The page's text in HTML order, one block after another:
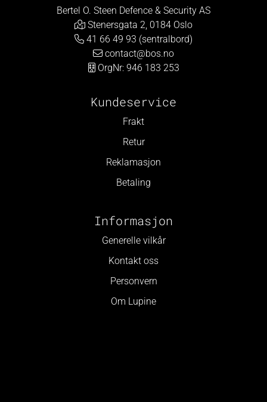
Bertel O. Steen Defence & Security AS
Stenersgata 2, 0184 Oslo
41 66 49 93 (sentralbord)
contact@bos.no
OrgNr: 946 183 253
Kundeservice
Frakt
Retur
Reklamasjon
Betaling
Informasjon
Generelle vilkår
Kontakt oss
Personvern
Om Lupine